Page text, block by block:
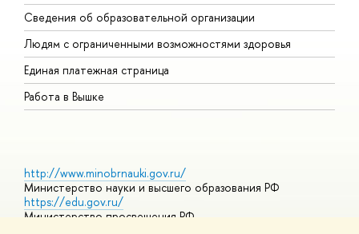
Сведения об образовательной организации
Людям с ограниченными возможностями здоровья
Единая платежная страница
Работа в Вышке
http://www.minobrnauki.gov.ru/
Министерство науки и высшего образования РФ
https://edu.gov.ru/
Министерство просвещения РФ